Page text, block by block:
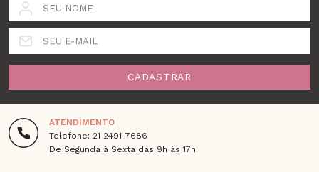
SEU NOME
SEU E-MAIL
CADASTRAR
ATENDIMENTO
Telefone: 21 2491-7686
De Segunda à Sexta das 9h às 17h